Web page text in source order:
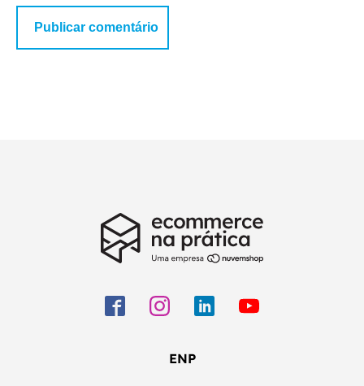
ENP